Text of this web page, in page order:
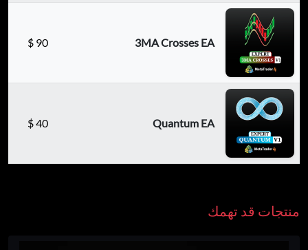
منتجات قد تهمك
3MA Crosses EA
90
$
Quantum EA
40
$